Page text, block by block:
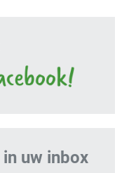
in uw inbox